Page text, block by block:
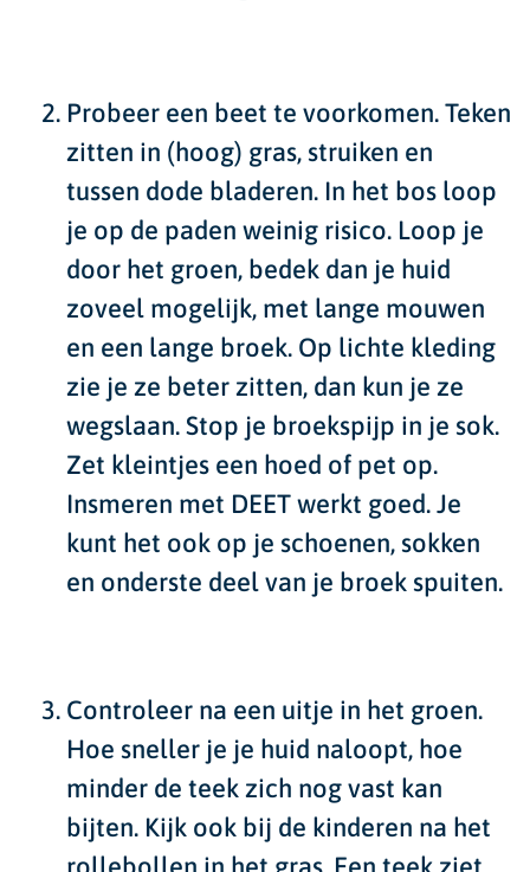
Probeer een beet te voorkomen.Teken
zitten in (hoog) gras, struiken en
tussen dode bladeren. In het bos loop
je op de paden weinig risico. Loop je
door het groen, bedek dan je huid
zoveel mogelijk, met lange mouwen
en een lange broek. Op lichte kleding
zie je ze beter zitten, dan kun je ze
wegslaan. Stop je broekspijp in je sok.
Zet kleintjes een hoed of pet op.
Insmeren met DEET werkt goed. Je
kunt het ook op je schoenen, sokken
en onderste deel van je broek spuiten.
Controleer na een uitje in het groen.
Hoe sneller je je huid naloopt, hoe
minder de teek zich nog vast kan
bijten. Kijk ook bij de kinderen na het